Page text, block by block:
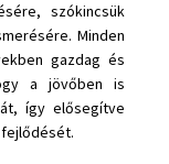
szókincsük
Minden
gazdag és
a jövőben is
így elősegítve
fejlődését.